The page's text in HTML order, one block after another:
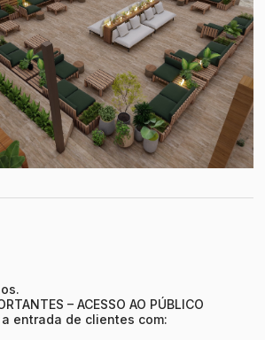
– ACESSO AO PÚBLICO
entrada de clientes com: